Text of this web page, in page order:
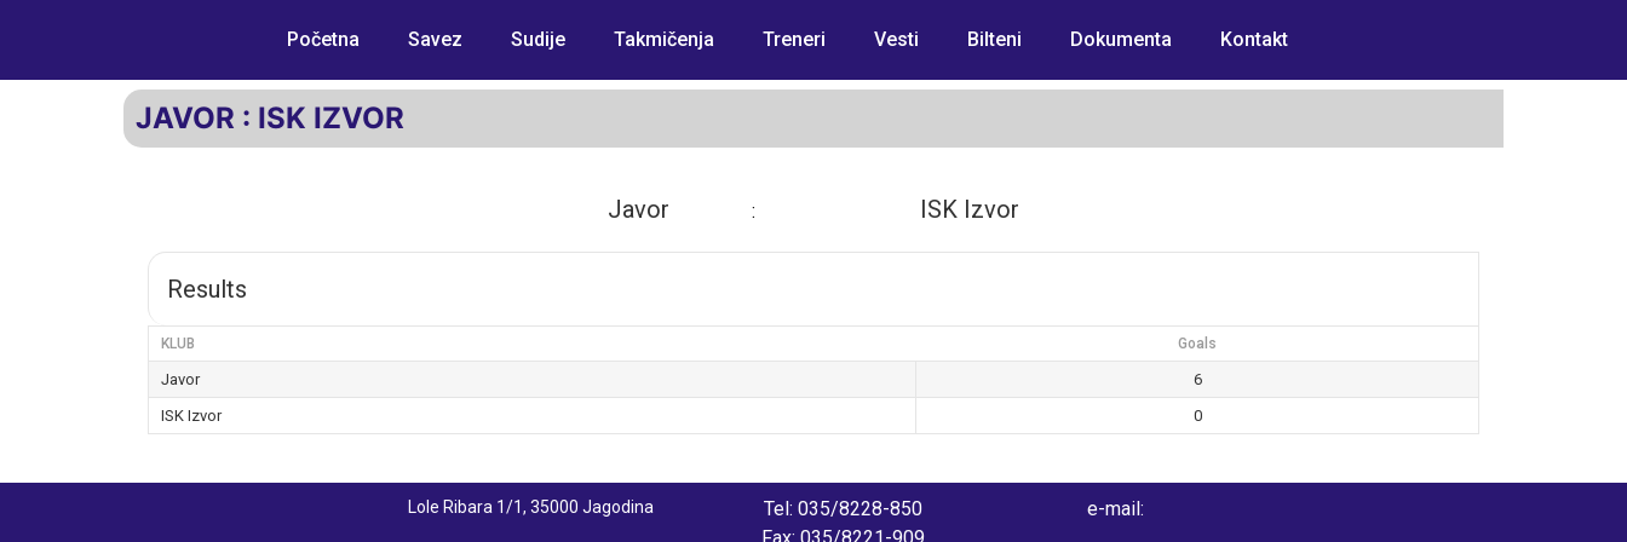
Početna Savez Sudije Takmičenja Treneri Vesti Bilteni Dokumenta Kontakt
JAVOR : ISK IZVOR
Javor : ISK Izvor
Results
KLUB Goals
Javor
6
ISK Izvor
0
Lole Ribara 1/1, 35000 Jagodina
Tel: 035/8228-850
e-mail: